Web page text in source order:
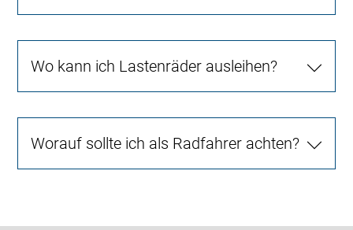
Wo kann ich Lastenräder ausleihen?
Worauf sollte ich als Radfahrer achten?